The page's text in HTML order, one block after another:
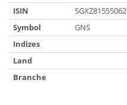
ISIN
SGXZ81555062
Symbol
GNS
Indizes
Land
Branche